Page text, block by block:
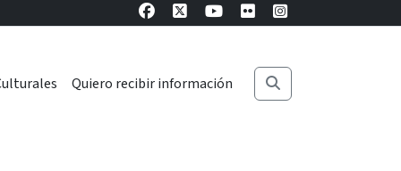
Quiero recibir información